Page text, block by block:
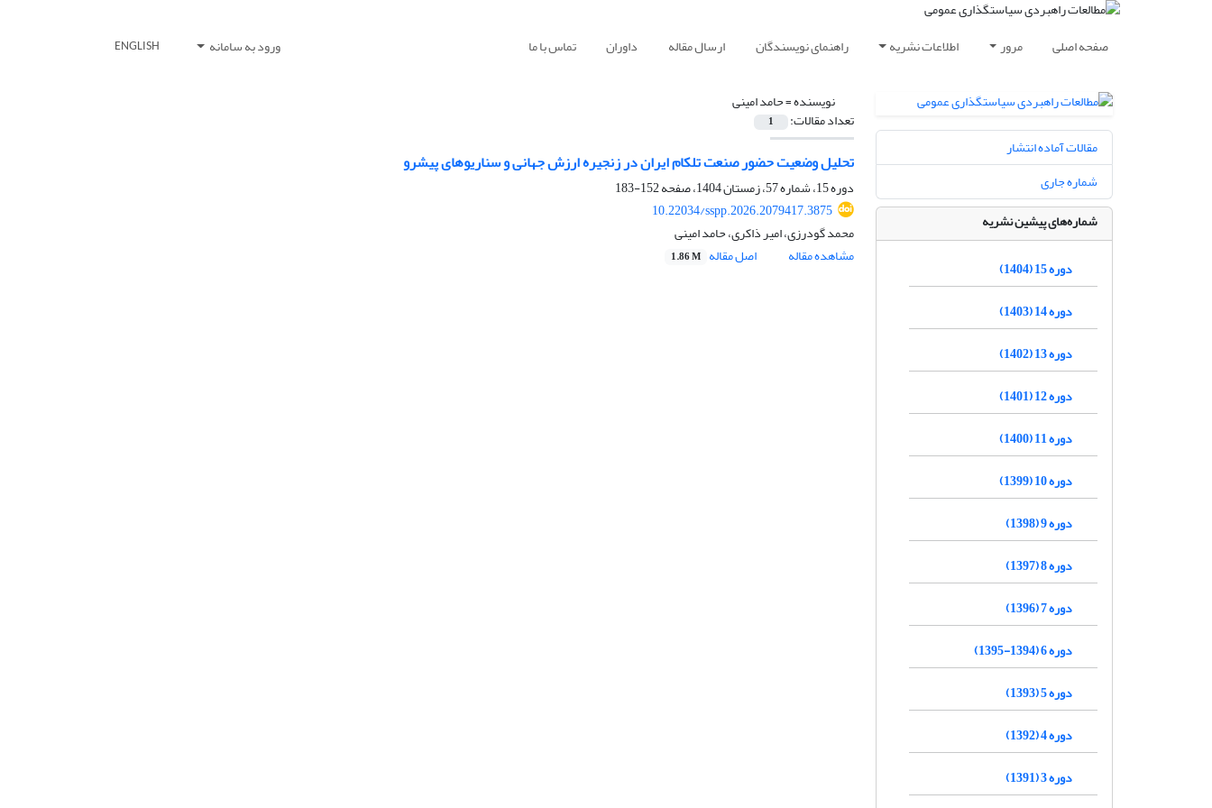
صفحه اصلی مرور اطلاعات نشریه راهنمای نویسندگان ارسال مقاله داوران تماس با ما ورود به سامانه ENGLISH
نویسنده =حامد امینی
تعداد مقالات: 1
تحلیل وضعیت حضور صنعت تلکام ایران در زنجیره ارزش جهانی و سناریوهای پیشرو
دوره 15، شماره 57، زمستان 1404، صفحه
152-183
10.22034/sspp.2026.2079417.3875
محمد گودرزی، امیر ذاکری، حامد امینی
مشاهده مقاله
اصل مقاله 1.86 M
مقالات آماده انتشار
شماره جاری
شماره‌های پیشین نشریه
دوره 15 (1404)
دوره 14 (1403)
دوره 13 (1402)
دوره 12 (1401)
دوره 11 (1400)
دوره 10 (1399)
دوره 9 (1398)
دوره 8 (1397)
دوره 7 (1396)
دوره 6 (1394-1395)
دوره 5 (1393)
دوره 4 (1392)
دوره 3 (1391)